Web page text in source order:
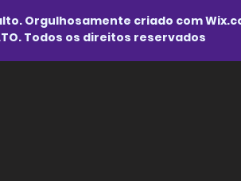
Orgulhosamente criado com
Todos os direitos reservados